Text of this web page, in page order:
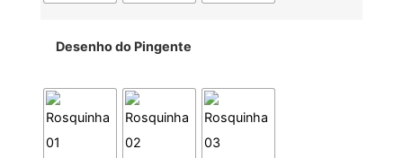
Desenho do Pingente